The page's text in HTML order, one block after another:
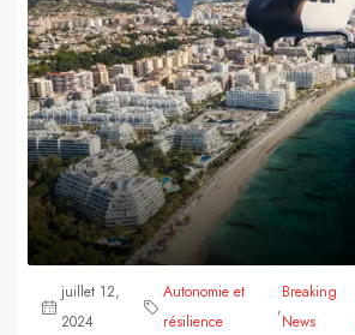
juillet 12,
2024
Autonomie et
résilience
,
Breaking
News